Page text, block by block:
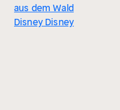
aus dem Wald
Disney Disney